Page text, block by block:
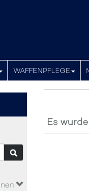
WAFFENPFLEGE
Es